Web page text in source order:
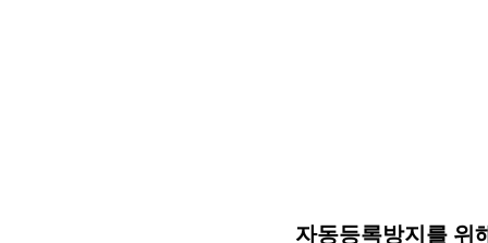
자동등록방지를 위